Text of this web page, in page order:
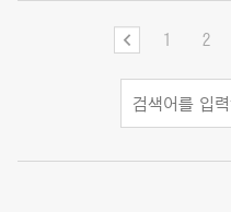
1 2